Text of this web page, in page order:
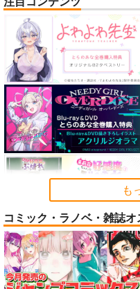
nanka A kanji no titl
ハイパーソニックソウ
ル
2,200円（税込）
Fate/Grand Order
インドラ
近藤勇
サンプル
カート
RED
ハイパ
ル
3,025
Fate/
カルナ
No.6
も
コミック・ラノベ・雑誌オ